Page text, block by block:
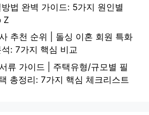
법 완벽 가이드: 5가지 원인별
Z
추천 순위 | 돌싱 이혼 회원 특화
: 7가지 핵심 비교
류 가이드 | 주택유형/규모별 필
총정리: 7가지 핵심 체크리스트